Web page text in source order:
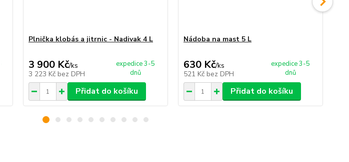
Plnička klobás a jitrnic - Nadivak 4 L
3 900 Kč/ks
3 223 Kč bez DPH
expedice 3-5
dnů
Přidat do košíku
Nádoba na mast 5 L
630 Kč/ks
521 Kč bez DPH
expedice 3-5
dnů
Přidat do košíku